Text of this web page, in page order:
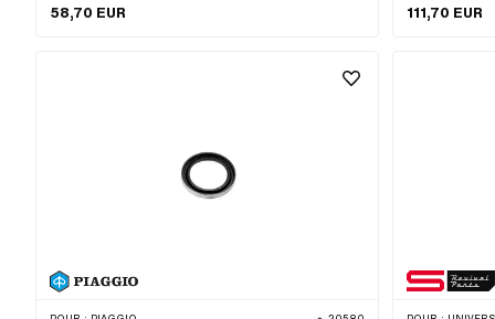
58,70 EUR
Sachs N° OEM:
111,70 EUR